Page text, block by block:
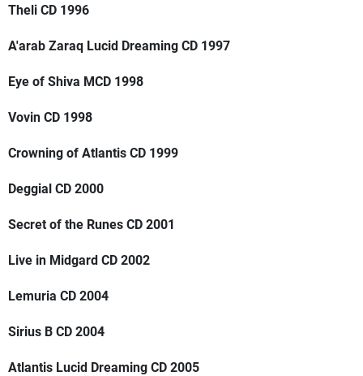
Theli CD 1996
A'arab Zaraq Lucid Dreaming CD 1997
Eye of Shiva MCD 1998
Vovin CD 1998
Crowning of Atlantis CD 1999
Deggial CD 2000
Secret of the Runes CD 2001
Live in Midgard CD 2002
Lemuria CD 2004
Sirius B CD 2004
Atlantis Lucid Dreaming CD 2005